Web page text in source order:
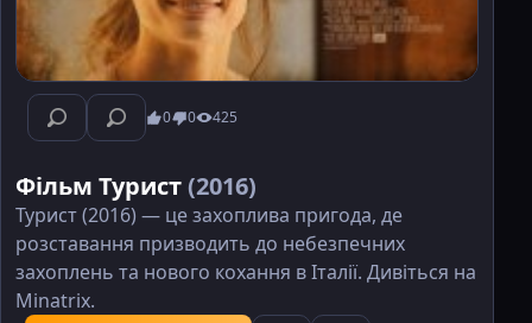
0 0 425
Фільм Турист(2016)
Турист (2016) — це захоплива пригода, де
розставання призводить до небезпечних
захоплень та нового кохання в Італії. Дивіться на
Minatrix.